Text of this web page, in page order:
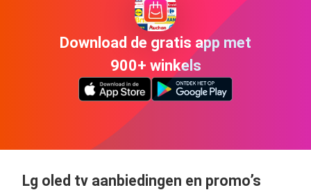
Download de gratis app met
900+ winkels
Lg oled tv aanbiedingen en promo’s